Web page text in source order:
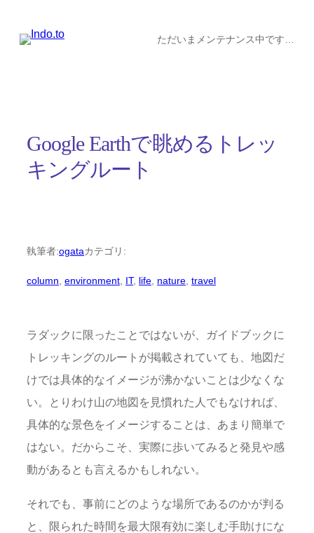
ただいまメンテナンス中です…
Google Earthで眺めるトレッ
キングルート
執筆者:ogataカテゴリ:
column environment IT, life nature travel
ラダックに限ったことではないが、ガイドブックに
トレッキングのルートが掲載されていても、地図だ
けでは具体的なイメージが沸かないことは少なくな
い。とりわけ山の地図を見慣れた人でもなければ、
具体的な景色をイメージすることは、あまり簡単で
はない。だからこそ、実際に歩いてみると発見や感
動があるとも言えるかもしれない。
それでも、事前にどのような場所であるのかが判る
と、限られた時間を最大限有効に楽しむ手助けにな